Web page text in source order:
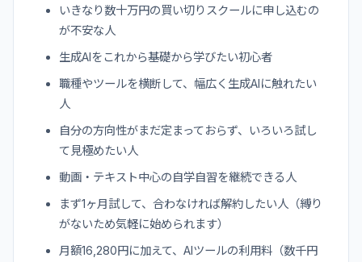
いきなり数十万円の買い切りスクールに申し込むの
が不安な人
生成AIをこれから基礎から学びたい初心者
職種やツールを横断して、幅広く生成AIに触れたい
人
自分の方向性がまだ定まっておらず、いろいろ試し
て見極めたい人
動画・テキスト中心の自学自習を継続できる人
まず1ヶ月試して、合わなければ解約したい人（縛り
がないため気軽に始められます）
月額16,280円に加えて、AIツールの利用料（数千円